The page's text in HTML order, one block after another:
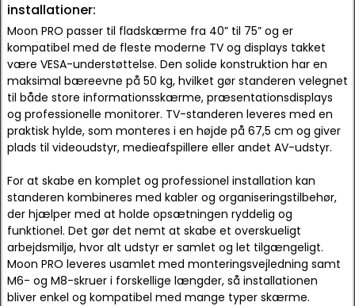
installationer:
Moon PRO passer til fladskærme fra 40” til 75” og er
kompatibel med de fleste moderne TV og displays takket
være VESA-understøttelse. Den solide konstruktion har en
maksimal bæreevne på 50 kg, hvilket gør standeren velegnet
til både store informationsskærme, præsentationsdisplays
og professionelle monitorer. TV-standeren leveres med en
praktisk hylde, som monteres i en højde på 67,5 cm og giver
plads til videoudstyr, medieafspillere eller andet AV-udstyr.
For at skabe en komplet og professionel installation kan
standeren kombineres med kabler og organiseringstilbehør,
der hjælper med at holde opsætningen ryddelig og
funktionel. Det gør det nemt at skabe et overskueligt
arbejdsmiljø, hvor alt udstyr er samlet og let tilgængeligt.
Moon PRO leveres usamlet med monteringsvejledning samt
M6- og M8-skruer i forskellige længder, så installationen
bliver enkel og kompatibel med mange typer skærme.